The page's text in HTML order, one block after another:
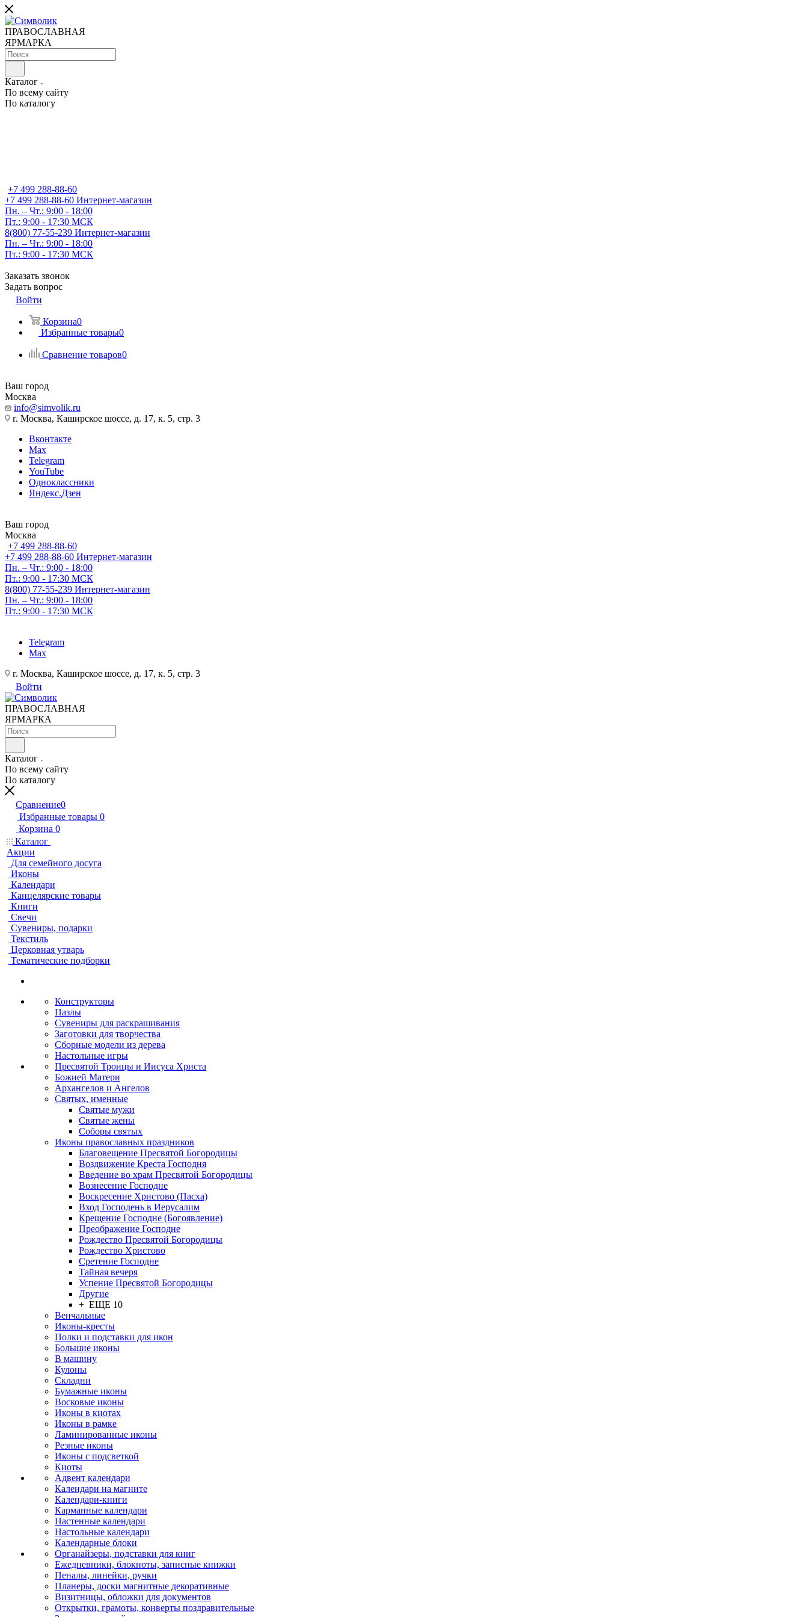
ПРАВОСЛАВНАЯ
ЯРМАРКА
Каталог
По всему сайту
По каталогу
+7 499 288-88-60
+7 499 288-88-60 Интернет-магазин
Пн. – Чт.: 9:00 - 18:00
Пт.: 9:00 - 17:30 МСК
8(800) 77-55-239 Интернет-магазин
Пн. – Чт.: 9:00 - 18:00
Пт.: 9:00 - 17:30 МСК
Заказать звонок
Задать вопрос
Войти
Корзина0
Избранные товары0
Сравнение товаров0
Ваш город
Москва
info@simvolik.ru
г. Москва, Каширское шоссе, д. 17, к. 5, стр. 3
Вконтакте
Max
Telegram
YouTube
Одноклассники
Яндекс.Дзен
Ваш город
Москва
+7 499 288-88-60
+7 499 288-88-60 Интернет-магазин
Пн. – Чт.: 9:00 - 18:00
Пт.: 9:00 - 17:30 МСК
8(800) 77-55-239 Интернет-магазин
Пн. – Чт.: 9:00 - 18:00
Пт.: 9:00 - 17:30 МСК
Telegram
Max
г. Москва, Каширское шоссе, д. 17, к. 5, стр. 3
Войти
ПРАВОСЛАВНАЯ
ЯРМАРКА
Каталог
По всему сайту
По каталогу
Сравнение0
Избранные товары 0
Корзина 0
Каталог
Акции
Для семейного досуга
Иконы
Календари
Канцелярские товары
Книги
Свечи
Сувениры, подарки
Текстиль
Церковная утварь
Тематические подборки
Конструкторы
Пазлы
Сувениры для раскрашивания
Заготовки для творчества
Сборные модели из дерева
Настольные игры
Пресвятой Троицы и Иисуса Христа
Божией Матери
Архангелов и Ангелов
Святых, именные
Святые мужи
Святые жены
Соборы святых
Иконы православных праздников
Благовещение Пресвятой Богородицы
Воздвижение Креста Господня
Введение во храм Пресвятой Богородицы
Вознесение Господне
Воскресение Христово (Пасха)
Вход Господень в Иерусалим
Крещение Господне (Богоявление)
Преображение Господне
Рождество Пресвятой Богородицы
Рождество Христово
Сретение Господне
Тайная вечеря
Успение Пресвятой Богородицы
Другие
+ ЕЩЕ 10
Венчальные
Иконы-кресты
Полки и подставки для икон
Большие иконы
В машину
Кулоны
Складни
Бумажные иконы
Восковые иконы
Иконы в киотах
Иконы в рамке
Ламинированные иконы
Резные иконы
Иконы с подсветкой
Киоты
Адвент календари
Календари на магните
Календари-книги
Карманные календари
Настенные календари
Настольные календари
Календарные блоки
Органайзеры, подставки для книг
Ежедневники, блокноты, записные книжки
Пеналы, линейки, ручки
Планеры, доски магнитные декоративные
Визитницы, обложки для документов
Открытки, грамоты, конверты поздравительные